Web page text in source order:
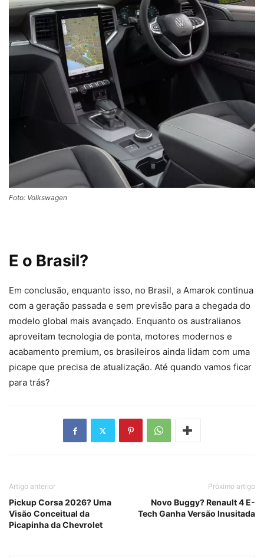
Foto: Volkswagen
E o Brasil?
Em conclusão, enquanto isso, no Brasil, a Amarok continua
com a geração passada e sem previsão para a chegada do
modelo global mais avançado. Enquanto os australianos
aproveitam tecnologia de ponta, motores modernos e
acabamento premium, os brasileiros ainda lidam com uma
picape que precisa de atualização. Até quando vamos ficar
para trás?
Artigo anterior
Pickup Corsa 2026? Uma
Visão Conceitual da
Picapinha da Chevrolet
Próximo artigo
Novo Buggy? Renault 4 E-
Tech Ganha Versão Inusitada